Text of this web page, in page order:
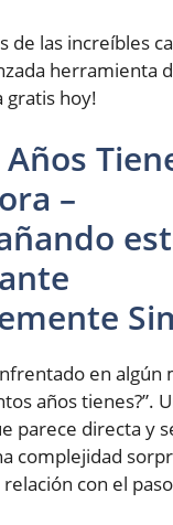
de las increíbles
herramienta
gratis hoy!
–
en algún
años tienes?”.
parece directa y
complejidad
con el